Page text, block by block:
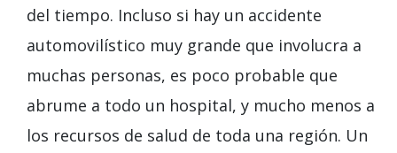
del tiempo. Incluso si hay un accidente
automovilístico muy grande que involucra a
muchas personas, es poco probable que
abrume a todo un hospital, y mucho menos a
los recursos de salud de toda una región. Un